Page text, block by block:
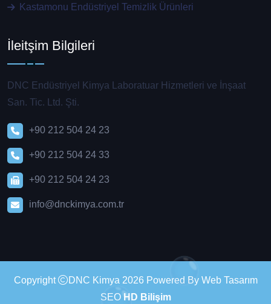
Kastamonu Endüstriyel Temizlik Ürünleri
İleitşim Bilgileri
DNC Endüstriyel Kimya Laboratuar Hizmetleri ve İnşaat
San. Tic. Ltd. Şti.
+90 212 504 24 23
+90 212 504 24 33
+90 212 504 24 23
info@dnckimya.com.tr
Copyright
DNC Kimya 2026 Powered By Web Tasarım
SEOHD Bilişim